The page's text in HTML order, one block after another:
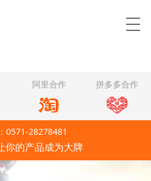
阿里合作 拼多多合作
0571-28278481
你的产品成为大牌